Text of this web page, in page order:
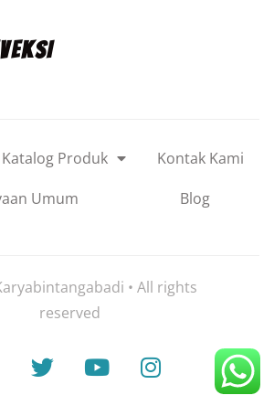
Katalog Produk
Kontak Kami
Umum
Blog
• All rights
reserved